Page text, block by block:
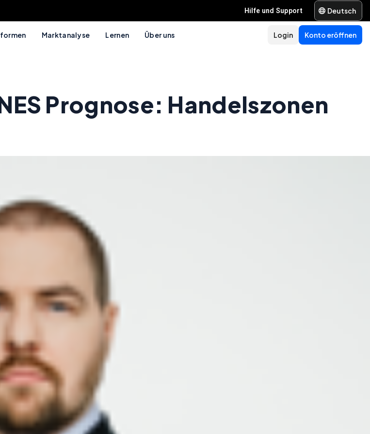
Hilfe und Support Deutsch
Marktanalyse Lernen Über uns Konto eröffnen
Login
Prognose: Handelszonen